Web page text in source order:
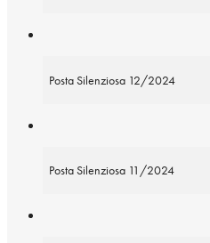
Posta Silenziosa 12/2024
Posta Silenziosa 11/2024